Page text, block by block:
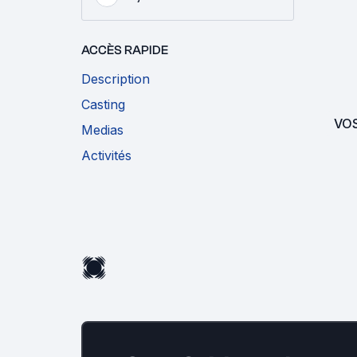
ACCÈS RAPIDE
Description
Casting
Medias
Activités